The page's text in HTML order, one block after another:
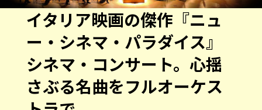
イタリア映画の傑作『ニュ
ー・シネマ・パラダイス』
シネマ・コンサート。心揺
さぶる名曲をフルオーケス